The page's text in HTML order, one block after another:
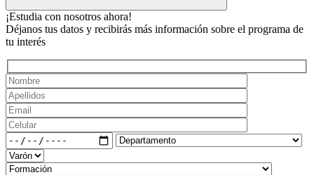
¡Estudia con nosotros ahora!
Déjanos tus datos y recibirás más información sobre el programa de
tu interés